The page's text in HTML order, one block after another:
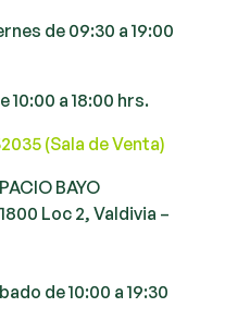
de 09:30 a 19:00
10:00 a 18:00 hrs.
(Sala de Venta)
BAYO
Loc 2, Valdivia –
de 10:00 a 19:30